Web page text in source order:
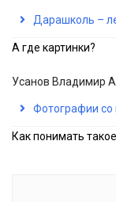
Дарашколь –
А где картинки?
Усанов Владимир
Фотографии со
Как понимать